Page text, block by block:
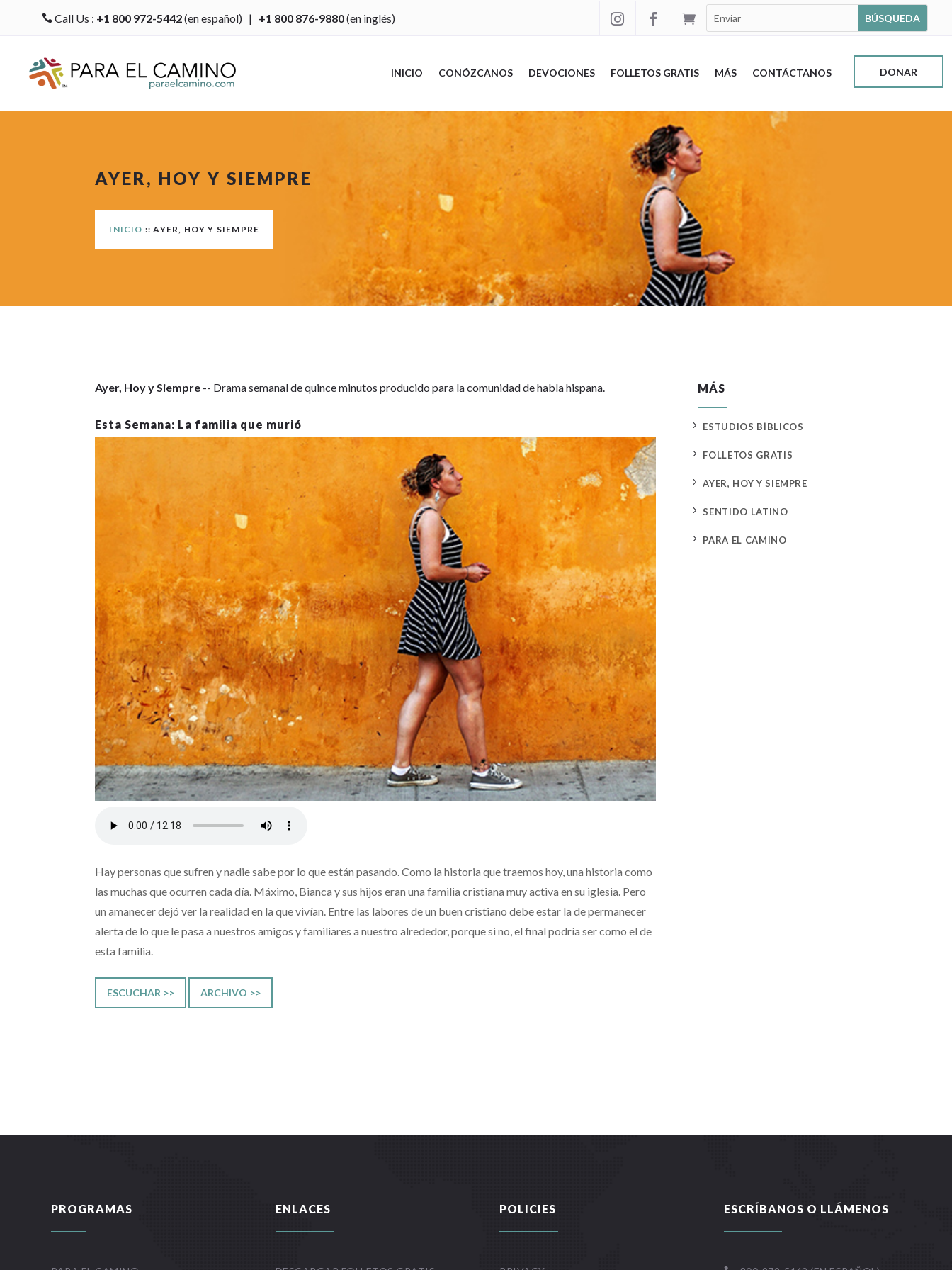
Call Us : +1 800 972-5442(en español) | +1 800 876-9880(en inglés) 


INICIO CONÓZCANOS DEVOCIONES FOLLETOS GRATIS MÁS CONTÁCTANOS DONAR
AYER, HOY Y SIEMPRE
INICIO :: AYER, HOY Y SIEMPRE
Ayer, Hoy y Siempre -- Drama semanal de quince minutos producido para la comunidad de habla hispana.
La familia que murió
Hay personas que sufren y nadie sabe por lo que están pasando. Como la historia que traemos hoy, una historia como
las muchas que ocurren cada día. Máximo, Bianca y sus hijos eran una familia cristiana muy activa en su iglesia. Pero
un amanecer dejó ver la realidad en la que vivían. Entre las labores de un buen cristiano debe estar la de permanecer
alerta de lo que le pasa a nuestros amigos y familiares a nuestro alrededor, porque si no, el final podría ser como el de
esta familia.
ESCUCHAR >> ARCHIVO >>
MÁS
5 ESTUDIOS BÍBLICOS
5 FOLLETOS GRATIS
5 AYER, HOY Y SIEMPRE
5 SENTIDO LATINO
5 PARA EL CAMINO
PROGRAMAS ENLACES POLICIES ESCRÍBANOS O LLÁMENOS